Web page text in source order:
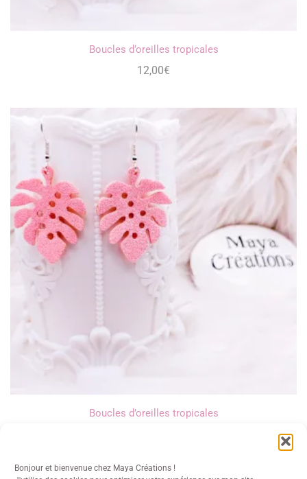
Bonjour et bienvenue chez Maya Créations !
Boucles d’oreilles tropicales
12,00€
Boucles d’oreilles tropicales